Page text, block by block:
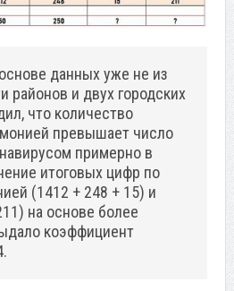
данных уже не из
районов и двух городских
что количество
превышает число
примерно в
итоговых цифр по
(1412 + 248 + 15) и
на основе более
коэффициент